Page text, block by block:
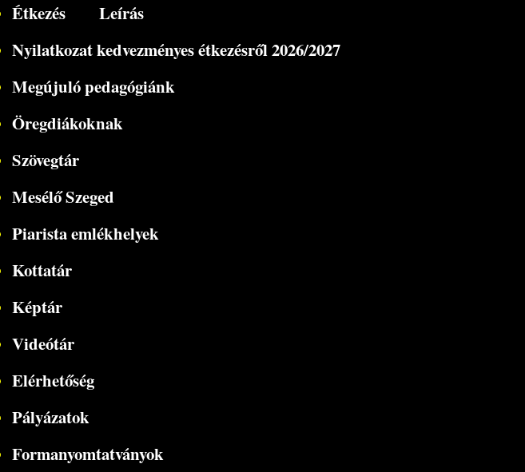
Étkezés
Leírás
Nyilatkozat kedvezményes étkezésről 2026/2027
Megújuló pedagógiánk
Öregdiákoknak
Szövegtár
Mesélő Szeged
Piarista emlékhelyek
Kottatár
Képtár
Videótár
Elérhetőség
Pályázatok
Formanyomtatványok